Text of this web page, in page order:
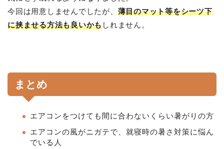
今回は用意しませんでしたが、 薄目のマット等をシーツ下
に挟ませる方法も良いかもしれません。
まとめ
エアコンをつけても間に合わないくらい暑がりの方
エアコンの風がニガテで、就寝時の暑さ対策に悩ん
でいる人